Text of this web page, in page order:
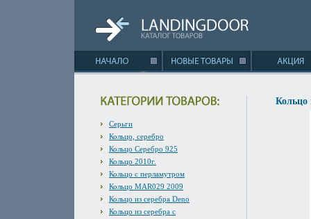
Серьги
Кольцо, серебро
Кольцо Серебро 925
Кольцо 2010г.
Кольцо с перламутром
Кольцо MAR029 2009
Кольцо из серебра Deno
Кольцо из серебра с
Кольцо